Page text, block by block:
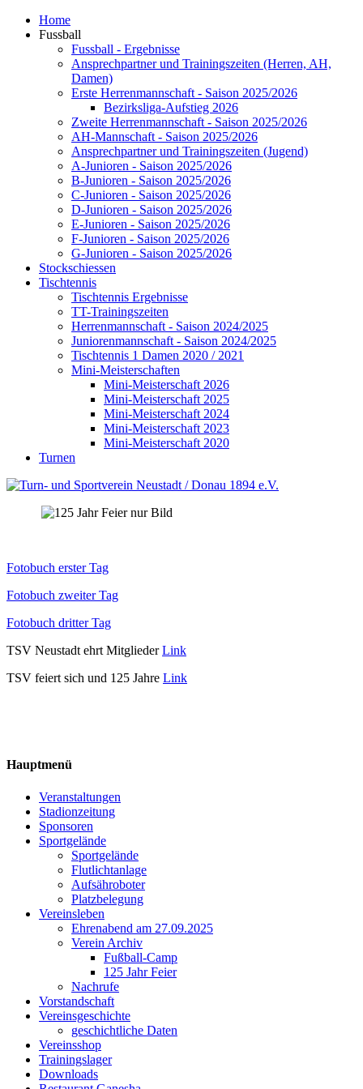
Home
Fussball
Fussball - Ergebnisse
Ansprechpartner und Trainingszeiten (Herren, AH,
Damen)
Erste Herrenmannschaft - Saison 2025/2026
Bezirksliga-Aufstieg 2026
Zweite Herrenmannschaft - Saison 2025/2026
AH-Mannschaft - Saison 2025/2026
Ansprechpartner und Trainingszeiten (Jugend)
A-Junioren - Saison 2025/2026
B-Junioren - Saison 2025/2026
C-Junioren - Saison 2025/2026
D-Junioren - Saison 2025/2026
E-Junioren - Saison 2025/2026
F-Junioren - Saison 2025/2026
G-Junioren - Saison 2025/2026
Stockschiessen
Tischtennis
Tischtennis Ergebnisse
TT-Trainingszeiten
Herrenmannschaft - Saison 2024/2025
Juniorenmannschaft - Saison 2024/2025
Tischtennis 1 Damen 2020 / 2021
Mini-Meisterschaften
Mini-Meisterschaft 2026
Mini-Meisterschaft 2025
Mini-Meisterschaft 2024
Mini-Meisterschaft 2023
Mini-Meisterschaft 2020
Turnen
Fotobuch erster Tag
Fotobuch zweiter Tag
Fotobuch dritter Tag
TSV Neustadt ehrt MitgliederLink
TSV feiert sich und 125 Jahre Link
Hauptmenü
Veranstaltungen
Stadionzeitung
Sponsoren
Sportgelände
Sportgelände
Flutlichtanlage
Aufsähroboter
Platzbelegung
Vereinsleben
Ehrenabend am 27.09.2025
Verein Archiv
Fußball-Camp
125 Jahr Feier
Nachrufe
Vorstandschaft
Vereinsgeschichte
geschichtliche Daten
Vereinsshop
Trainingslager
Downloads